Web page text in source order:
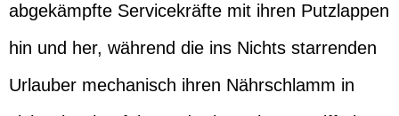
abgekämpfte Servicekräfte mit ihren Putzlappen
hin und her, während die ins Nichts starrenden
Urlauber mechanisch ihren Nährschlamm in